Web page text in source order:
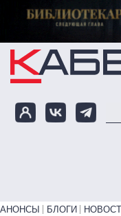
Перейти к
Primary links bottom
АНОНСЫ БЛОГИ